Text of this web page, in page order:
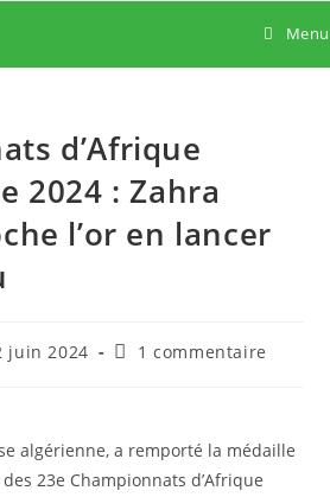
Menu
d’Afrique
2024 : Zahra
l’or en lancer
juin 2024
Commentaires
1 commentaire
algérienne, a remporté la médaille
23e Championnats d’Afrique